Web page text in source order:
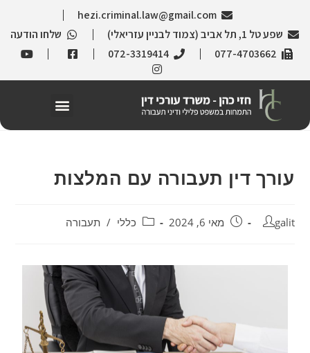
hezi.criminal.law@gmail.com
שפע טל 1, תל אביב (צמוד לבניין עזריאלי)
שלחו הודעה
077-4703662
072-3319414
עורך דין תעבורה עם המלצות
galit מאי 6, 2024 כללי / תעבורה